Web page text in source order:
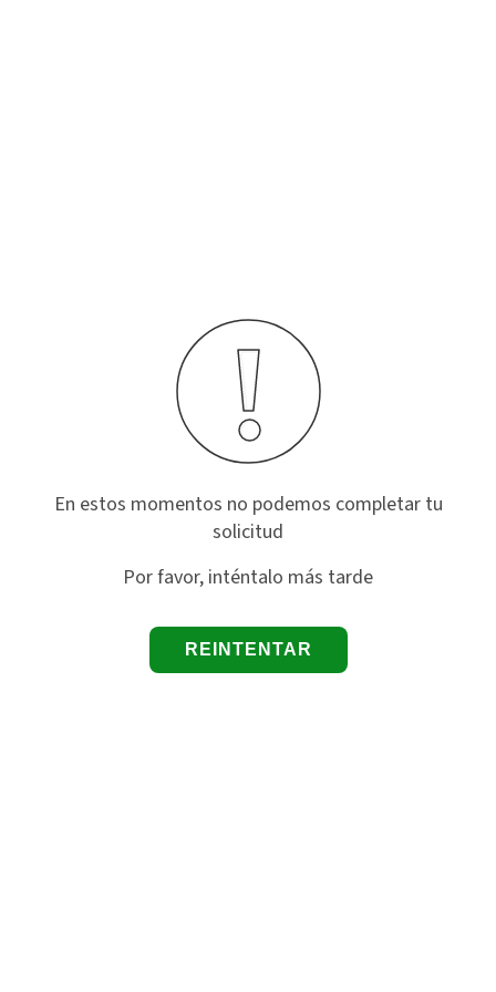
En estos momentos no podemos completar tu
solicitud
Por favor, inténtalo más tarde
REINTENTAR